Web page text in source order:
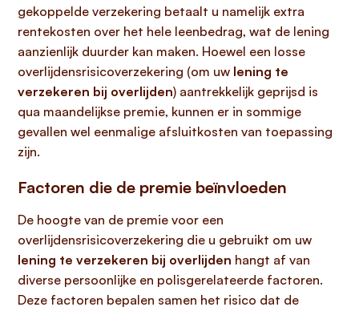
gekoppelde verzekering betaalt u namelijk extra
rentekosten over het hele leenbedrag, wat de lening
aanzienlijk duurder kan maken. Hoewel een losse
overlijdensrisicoverzekering (om uw lening te
verzekeren bij overlijden) aantrekkelijk geprijsd is
qua maandelijkse premie, kunnen er in sommige
gevallen wel eenmalige afsluitkosten van toepassing
zijn.
Factoren die de premie beïnvloeden
De hoogte van de premie voor een
overlijdensrisicoverzekering die u gebruikt om uw
lening te verzekeren bij overlijden hangt af van
diverse persoonlijke en polisgerelateerde factoren.
Deze factoren bepalen samen het risico dat de